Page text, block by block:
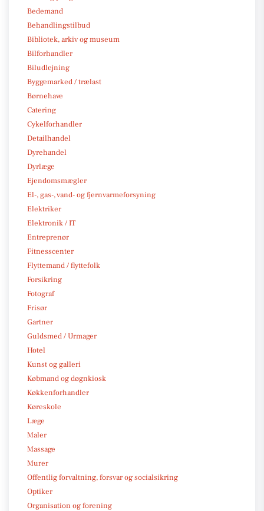
Bedemand
Behandlingstilbud
Bibliotek, arkiv og museum
Bilforhandler
Biludlejning
Byggemarked / trælast
Børnehave
Catering
Cykelforhandler
Detailhandel
Dyrehandel
Dyrlæge
Ejendomsmægler
El-, gas-, vand- og fjernvarmeforsyning
Elektriker
Elektronik / IT
Entreprenør
Fitnesscenter
Flyttemand / flyttefolk
Forsikring
Fotograf
Frisør
Gartner
Guldsmed / Urmager
Hotel
Kunst og galleri
Købmand og døgnkiosk
Køkkenforhandler
Køreskole
Læge
Maler
Massage
Murer
Offentlig forvaltning, forsvar og socialsikring
Optiker
Organisation og forening